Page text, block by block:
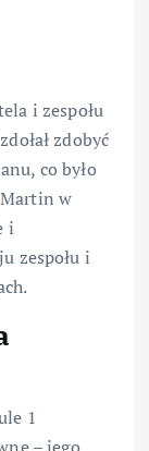
i zespołu
zdobyć
co było
w
i
zespołu i
1
– jego